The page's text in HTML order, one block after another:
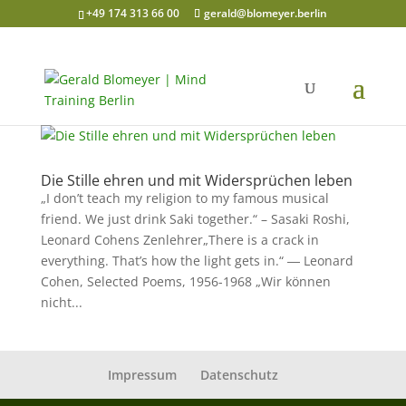
+49 174 313 66 00 gerald@blomeyer.berlin
Die Stille ehren und mit Widersprüchen leben
„I don’t teach my religion to my famous musical
friend. We just drink Saki together.“ – Sasaki Roshi,
Leonard Cohens Zenlehrer„There is a crack in
everything. That’s how the light gets in.“ ― Leonard
Cohen, Selected Poems, 1956-1968 „Wir können
nicht...
Impressum Datenschutz